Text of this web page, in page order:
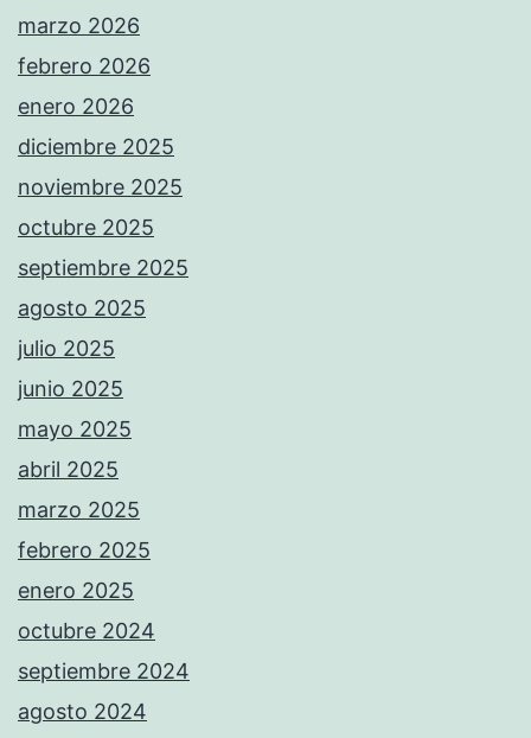
marzo 2026
febrero 2026
enero 2026
diciembre 2025
noviembre 2025
octubre 2025
septiembre 2025
agosto 2025
julio 2025
junio 2025
mayo 2025
abril 2025
marzo 2025
febrero 2025
enero 2025
octubre 2024
septiembre 2024
agosto 2024